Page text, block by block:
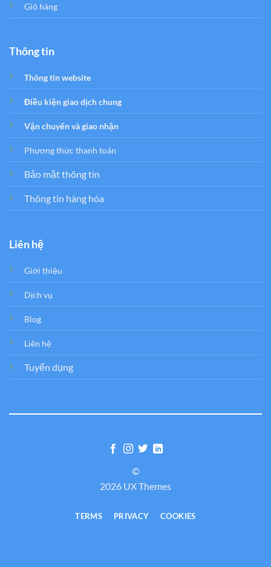
Giỏ hàng
Thông tin
Thông tin website
Điều kiện giao dịch chung
Vận chuyển và giao nhận
Phương thức thanh toán
Bảo mật thông tin
Thông tin hàng hóa
Liên hệ
Giới thiệu
Dịch vụ
Blog
Liên hệ
Tuyển dụng
©
2026 UX Themes
TERMS PRIVACY COOKIES